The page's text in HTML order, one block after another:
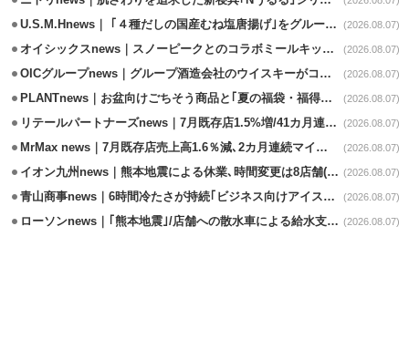
U.S.M.Hnews｜ ｢４種だしの国産むね塩唐揚げ｣をグループ610店で共同販促 (2026.08.07)
オイシックスnews｜スノーピークとのコラボミールキット8/13発売 (2026.08.07)
OICグループnews｜グループ酒造会社のウイスキーがコンペティション受賞 (2026.08.07)
PLANTnews｜お盆向けごちそう商品と｢夏の福袋・福得カート｣8/8から開催 (2026.08.07)
リテールパートナーズnews｜7月既存店1.5%増/41カ月連続増 (2026.08.07)
MrMax news｜7月既存店売上高1.6％減､2カ月連続マイナス (2026.08.07)
イオン九州news｜熊本地震による休業､時間変更は8店舗(8/7時点) (2026.08.07)
青山商事news｜6時間冷たさが持続｢ビジネス向けアイスベスト｣発売 (2026.08.07)
ローソンnews｜｢熊本地震｣/店舗への散水車による給水支援を開始 (2026.08.07)